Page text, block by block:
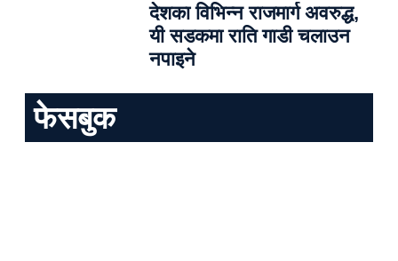
देशका विभिन्न राजमार्ग अवरुद्ध,
यी सडकमा राति गाडी चलाउन
नपाइने
फेसबुक